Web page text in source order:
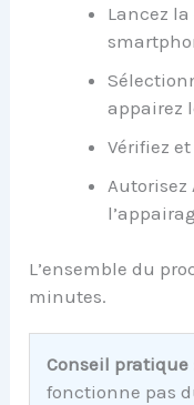
Lancez
appairez
Vérifiez
Autorisez
L’ensemble du
minutes.
Conseil pratique
fonctionne pas